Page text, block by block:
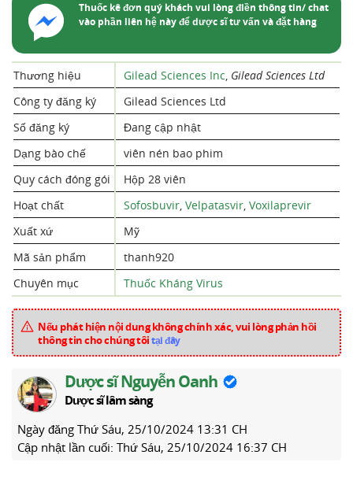
Thuốc kê đơn quý khách vui lòng điền thông tin/ chat
vào phần liên hệ này để dược sĩ tư vấn và đặt hàng
Thương hiệu Gilead Sciences Inc, Gilead Sciences Ltd
Công ty đăng ký
Gilead Sciences Ltd
Số đăng ký
Đang cập nhật
Dạng bào chế
viên nén bao phim
Quy cách đóng gói
Hộp 28 viên
Hoạt chất
Sofosbuvir, Velpatasvir, Voxilaprevir
Xuất xứ
Mỹ
Mã sản phẩm
thanh920
Chuyên mục
Thuốc Kháng Virus
Nếu phát hiện nội dung không chính xác, vui lòng phản hồi
thông tin cho chúng tôitại đây
Dược sĩ Nguyễn Oanh
Dược sĩ lâm sàng
Ngày đăng Thứ Sáu, 25/10/2024 13:31 CH
Cập nhật lần cuối: Thứ Sáu, 25/10/2024 16:37 CH